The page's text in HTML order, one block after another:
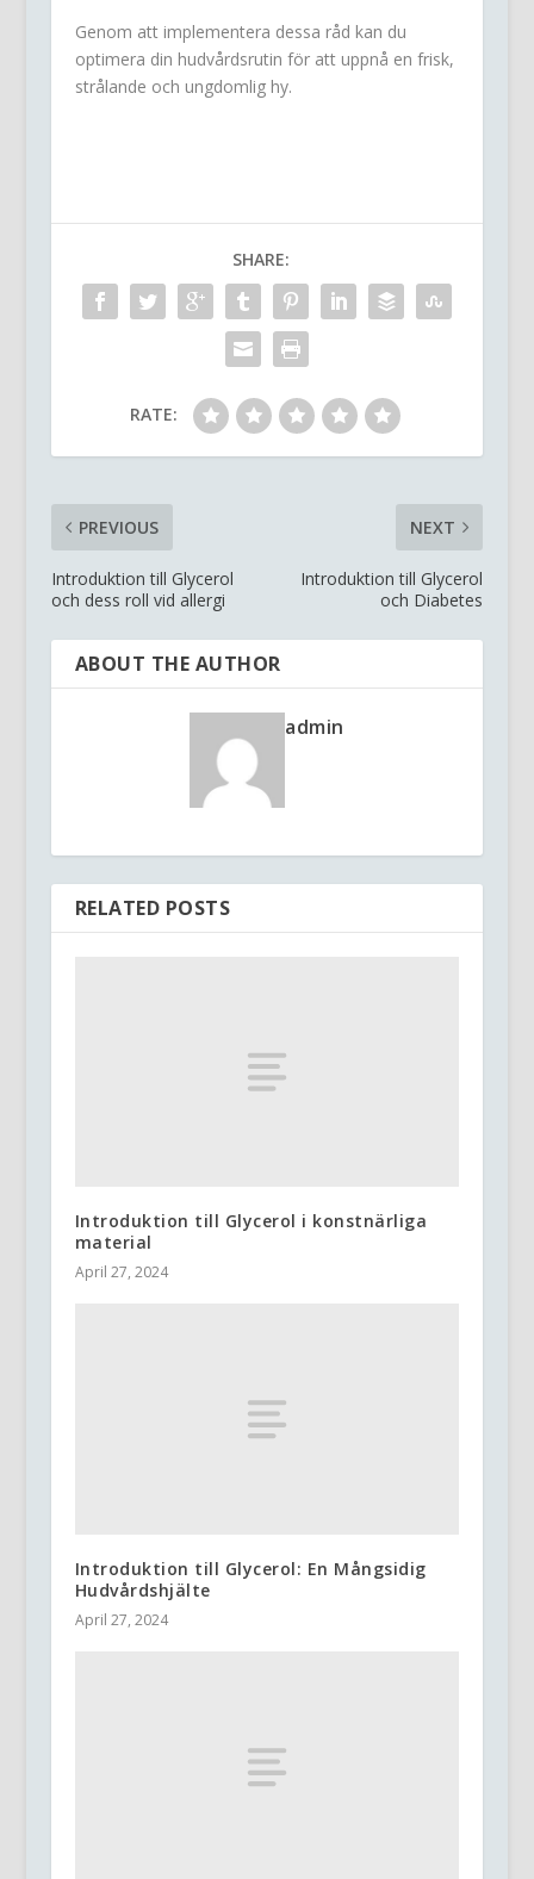
Genom att implementera dessa råd kan du
optimera din hudvårdsrutin för att uppnå en frisk,
strålande och ungdomlig hy.
SHARE:
RATE:
PREVIOUS
Introduktion till Glycerol
och dess roll vid allergi
NEXT
Introduktion till Glycerol
och Diabetes
ABOUT THE AUTHOR
admin
RELATED POSTS
Introduktion till Glycerol i konstnärliga
material
April 27, 2024
Introduktion till Glycerol: En Mångsidig
Hudvårdshjälte
April 27, 2024